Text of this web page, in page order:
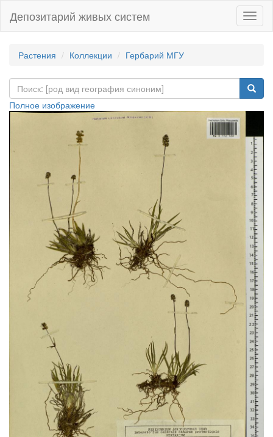
Депозитарий живых систем
Растения Коллекции Гербарий МГУ
Полное изображение